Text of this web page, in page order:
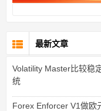
最新文章
Volatility Master比较稳
统
Forex Enforcer V1做欧